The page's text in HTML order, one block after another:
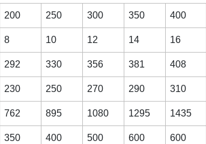
200 250 300 350 400
8 10 12 14 16
292 330 356 381 408
230 250 270 290 310
762 895 1080 1295 1435
350 400 500 600 600